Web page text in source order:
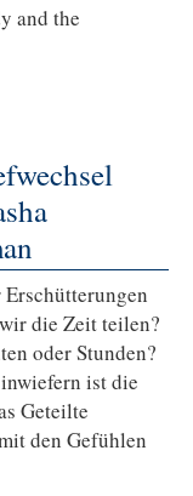
and the
die Zeit teilen?
oder Stunden?
ist die
Geteilte
den Gefühlen